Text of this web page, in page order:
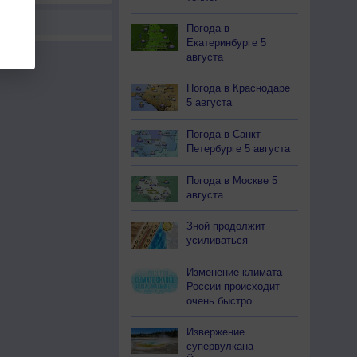
Погода в
Екатеринбурге 5
августа
Погода в Краснодаре
5 августа
Погода в Санкт-
Петербурге 5 августа
Погода в Москве 5
августа
Зной продолжит
усиливаться
Изменение климата
России происходит
очень быстро
Извержение
супервулкана